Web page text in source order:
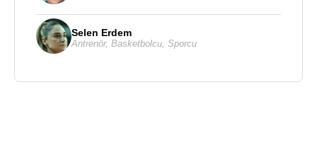
Selen Erdem
Antrenör, Basketbolcu Sporcu